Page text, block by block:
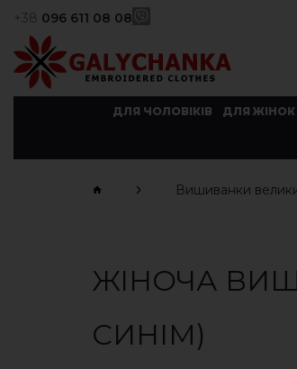
+38 096 611 08 08
ДЛЯ ЧОЛОВІКІВ ДЛЯ ЖІНОК
Вишиванки
ЖІНОЧА
СИНІМ)